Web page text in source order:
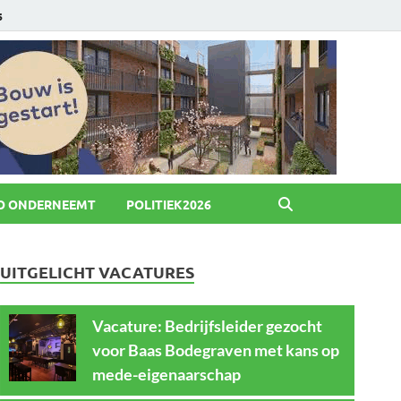
ONDERNEEMT POLITIEK2026
UITGELICHT VACATURES
Vacature: Bedrijfsleider gezocht
voor Baas Bodegraven met kans op
mede-eigenaarschap